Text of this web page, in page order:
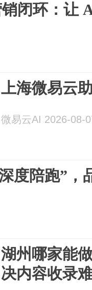
闭环：让
上海微易云
微易云AI 2026-08-
度陪跑”，
湖州哪家能
决内容收录